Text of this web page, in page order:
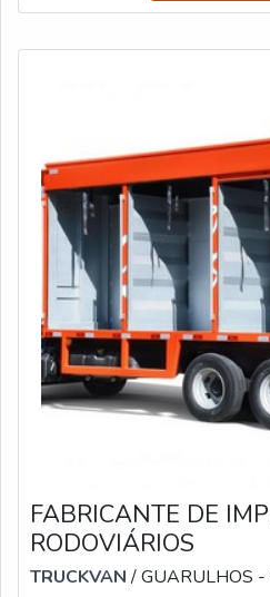
comodidade e praticidade
FABRICANTE DE
RODOVIÁRIOS
TRUCKVAN/ GUARULHOS -